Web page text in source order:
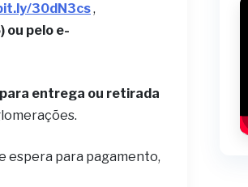
30dN3cs,
ou pelo e-
entrega ou retirada
espera para pagamento,